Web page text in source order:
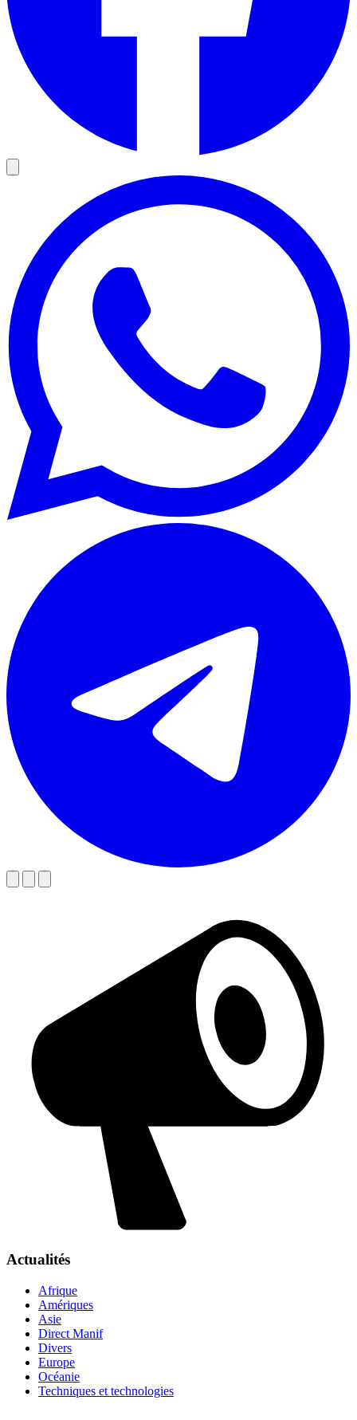
Actualités
Afrique
Amériques
Asie
Direct Manif
Divers
Europe
Océanie
Techniques et technologies